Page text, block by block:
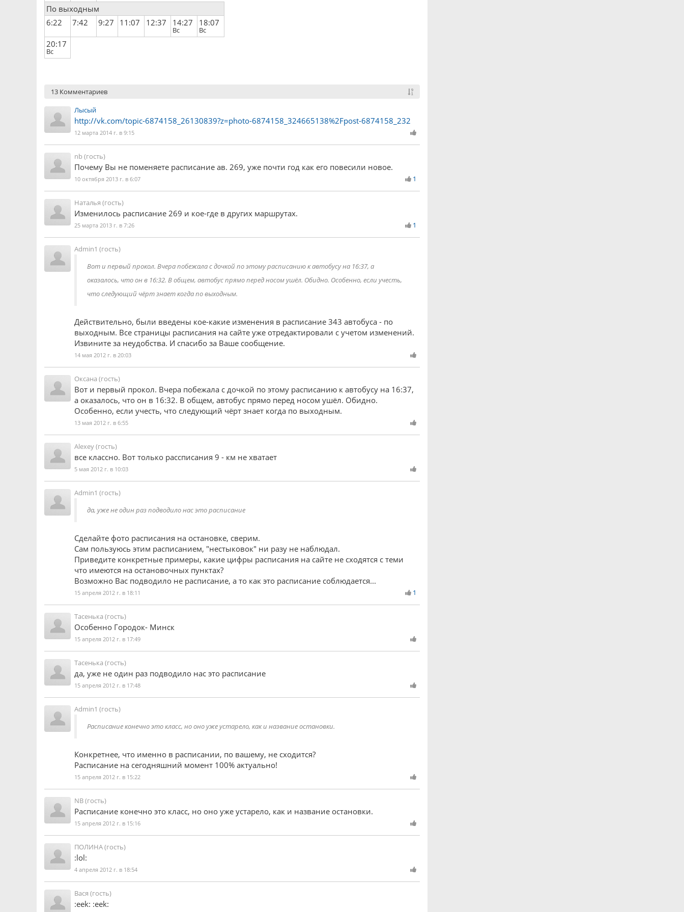
По выходным
6:22
7:42 9:27 11:07 12:37 14:27
Вс
18:07
Вс
20:17
Вс
13 Комментариев
Лысый
http://vk.com/topic-6874158_26130839?z=photo-6874158_324665138%2Fpost-6874158_232
12 марта 2014 г. в 9:15
nb (гость)
Почему Вы не поменяете расписание ав. 269, уже почти год как его повесили новое.
10 октября 2013 г. в 6:07 1
Наталья (гость)
Изменилось расписание 269 и кое-где в других маршрутах.
25 марта 2013 г. в 7:26 1
Admin1 (гость)
Вот и первый прокол. Вчера побежала с дочкой по этому расписанию к автобусу на 16:37, а
оказалось, что он в 16:32. В общем, автобус прямо перед носом ушёл. Обидно. Особенно, если учесть,
что следующий чёрт знает когда по выходным.
Действительно, были введены кое-какие изменения в расписание 343 автобуса - по
выходным. Все страницы расписания на сайте уже отредактировали с учетом изменений.
Извините за неудобства. И спасибо за Ваше сообщение.
14 мая 2012 г. в 20:03
Оксана (гость)
Вот и первый прокол. Вчера побежала с дочкой по этому расписанию к автобусу на 16:37,
а оказалось, что он в 16:32. В общем, автобус прямо перед носом ушёл. Обидно.
Особенно, если учесть, что следующий чёрт знает когда по выходным.
13 мая 2012 г. в 6:55
Alexey (гость)
все классно. Вот только рассписания 9 - км не хватает
5 мая 2012 г. в 10:03
Admin1 (гость)
да, уже не один раз подводило нас это расписание
Сделайте фото расписания на остановке, сверим.
Сам пользуюсь этим расписанием, "нестыковок" ни разу не наблюдал.
Приведите конкретные примеры, какие цифры расписания на сайте не сходятся с теми
что имеются на остановочных пунктах?
Возможно Вас подводило не расписание, а то как это расписание соблюдается...
15 апреля 2012 г. в 18:11 1
Тасенька (гость)
Особенно Городок- Минск
15 апреля 2012 г. в 17:49
Тасенька (гость)
да, уже не один раз подводило нас это расписание
15 апреля 2012 г. в 17:48
Admin1 (гость)
Расписание конечно это класс, но оно уже устарело, как и название остановки.
Конкретнее, что именно в расписании, по вашему, не сходится?
Расписание на сегодняшний момент 100% актуально!
15 апреля 2012 г. в 15:22
NB (гость)
Расписание конечно это класс, но оно уже устарело, как и название остановки.
15 апреля 2012 г. в 15:16
ПОЛИНА (гость)
:lol:
4 апреля 2012 г. в 18:54
Вася (гость)
:eek: :eek: